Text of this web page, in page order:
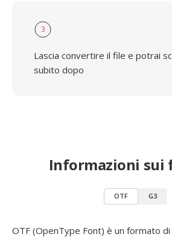
3
Lascia convertire il file e potrai
subito dopo
Informazioni sui
OTF G3
OTF (OpenType Font) è un formato